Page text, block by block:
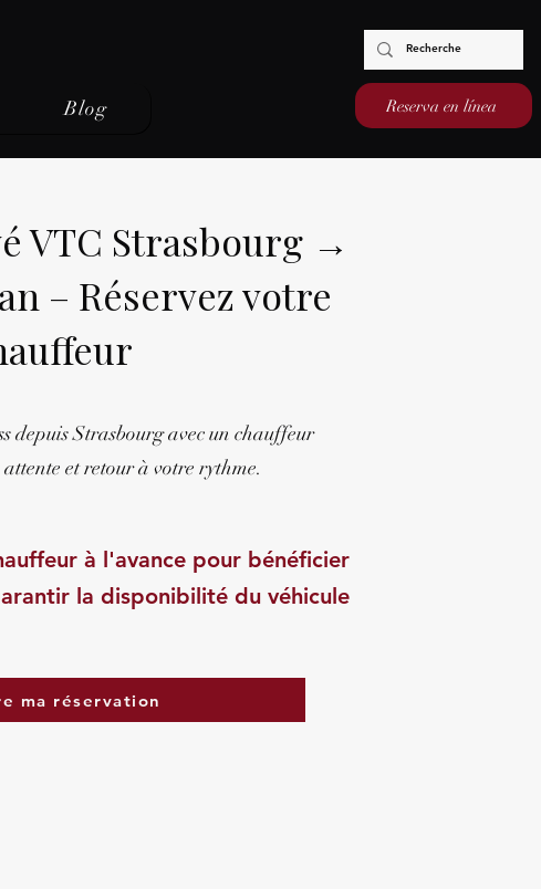
Blog Reserva en línea
VTC Strasbourg →
– Réservez votre
depuis Strasbourg avec un chauffeur
et retour à votre rythme.
à l'avance pour bénéficier
la disponibilité du véhicule
ma réservation